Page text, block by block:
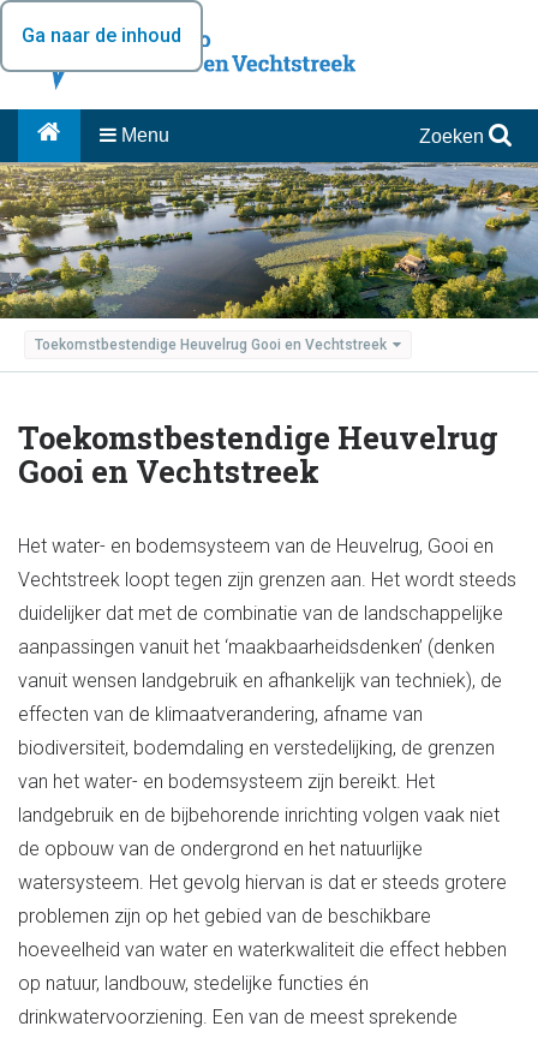
Ga naar de inhoud
Menu Zoeken
Toekomstbestendige Heuvelrug Gooi en Vechtstreek
Toekomstbestendige Heuvelrug
Gooi en Vechtstreek
Het water- en bodemsysteem van de Heuvelrug, Gooi en
Vechtstreek loopt tegen zijn grenzen aan. Het wordt steeds
duidelijker dat met de combinatie van de landschappelijke
aanpassingen vanuit het ‘maakbaarheidsdenken’ (denken
vanuit wensen landgebruik en afhankelijk van techniek), de
effecten van de klimaatverandering, afname van
biodiversiteit, bodemdaling en verstedelijking, de grenzen
van het water- en bodemsysteem zijn bereikt. Het
landgebruik en de bijbehorende inrichting volgen vaak niet
de opbouw van de ondergrond en het natuurlijke
watersysteem. Het gevolg hiervan is dat er steeds grotere
problemen zijn op het gebied van de beschikbare
hoeveelheid van water en waterkwaliteit die effect hebben
op natuur, landbouw, stedelijke functies én
drinkwatervoorziening. Een van de meest sprekende